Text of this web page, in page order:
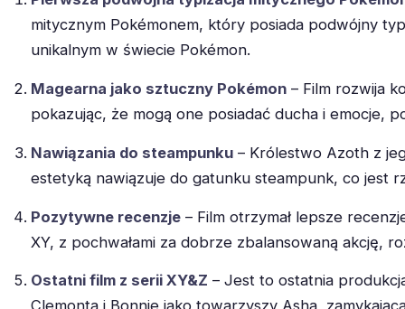
mitycznym Pokémonem, który posiada podwójny
unikalnym w świecie Pokémon.
Magearna jako sztuczny Pokémon – Film rozwija
pokazując, że mogą one posiadać ducha i emocje,
Nawiązania do steampunku – Królestwo Azoth z
estetyką nawiązuje do gatunku steampunk, co jest
Pozytywne recenzje – Film otrzymał lepsze
XY, z pochwałami za dobrze zbalansowaną akcję,
Ostatni film z serii XY&Z – Jest to ostatnia